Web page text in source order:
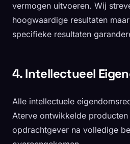
vermogen uitvoeren. Wij
hoogwaardige resultaten
specifieke resultaten
4. Intellectueel
Alle intellectuele
Aterve ontwikkelde
opdrachtgever na volledige